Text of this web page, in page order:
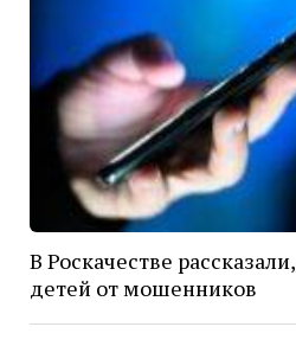
В Роскачестве
детей от мошенников